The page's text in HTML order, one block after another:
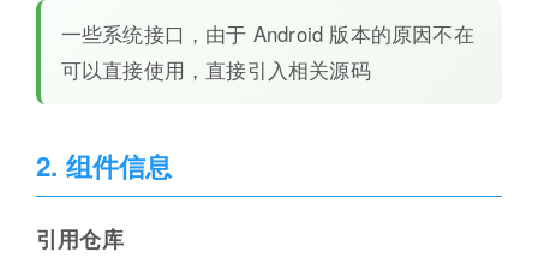
一些系统接口，由于 Android 版本的原因不在
可以直接使用，直接引入相关源码
2. 组件信息
引用仓库